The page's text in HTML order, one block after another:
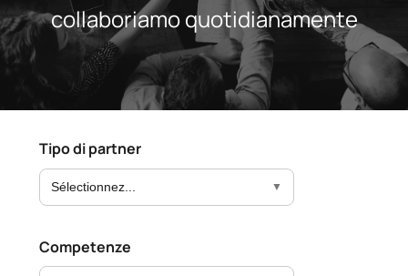
Offerte
collaboriamo quotidianamente
Tipo di partner
Sélectionnez...
Competenze